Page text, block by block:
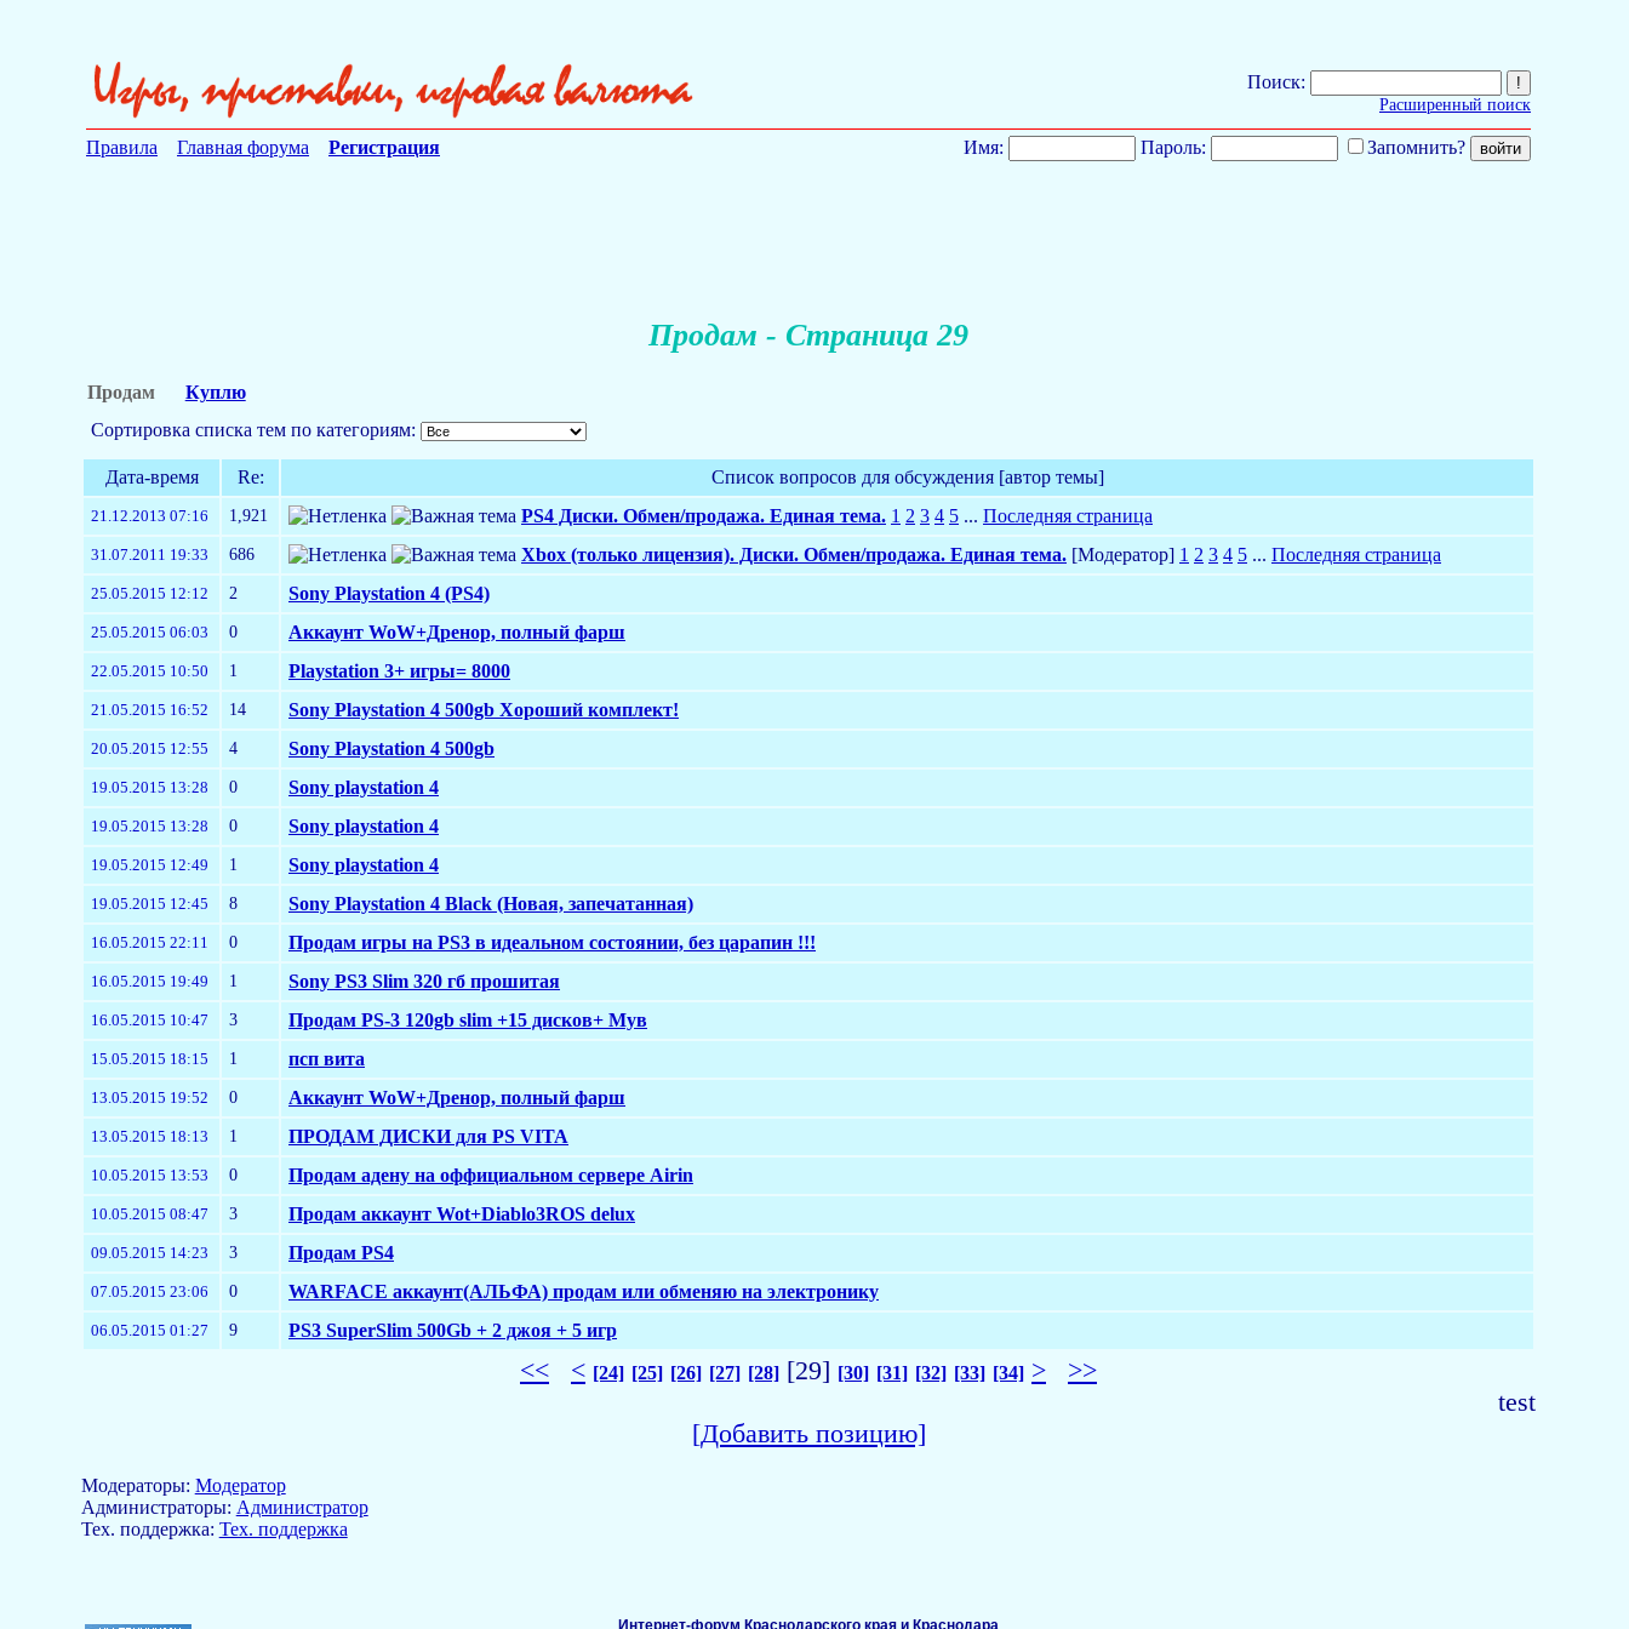
Поиск:
Расширенный поиск
Правила Главная форума Регистрация Имя: Пароль: Запомнить?
Продам - Страница 29
Продам
Куплю
Сортировка списка тем по категориям:
Дата-время Re: Список вопросов для обсуждения [автор темы]
21.12.2013 07:16 1,921 PS4 Диски. Обмен/продажа. Единая тема. 1 2 3 4 5 ... Последняя страница
31.07.2011 19:33 686 Xbox (только лицензия). Диски. Обмен/продажа. Единая тема. [Модератор] 1 2 3 4 5 ... Последняя страница
25.05.2015 12:12 2 Sony Playstation 4 (PS4)
25.05.2015 06:03 0 Аккаунт WoW+Дренор, полный фарш
22.05.2015 10:50 1 Playstation 3+ игры= 8000
21.05.2015 16:52 14 Sony Playstation 4 500gb Хороший комплект!
20.05.2015 12:55 4 Sony Playstation 4 500gb
19.05.2015 13:28 0 Sony playstation 4
19.05.2015 13:28 0 Sony playstation 4
19.05.2015 12:49 1 Sony playstation 4
19.05.2015 12:45 8 Sony Playstation 4 Black (Новая, запечатанная)
16.05.2015 22:11 0 Продам игры на PS3 в идеальном состоянии, без царапин !!!
16.05.2015 19:49 1 Sony PS3 Slim 320 гб прошитая
16.05.2015 10:47 3 Продам PS-3 120gb slim +15 дисков+ Мув
15.05.2015 18:15 1 псп вита
13.05.2015 19:52 0 Аккаунт WoW+Дренор, полный фарш
13.05.2015 18:13 1 ПРОДАМ ДИСКИ для PS VITA
10.05.2015 13:53 0 Продам адену на оффициальном сервере Airin
10.05.2015 08:47 3 Продам аккаунт Wot+Diablo3ROS delux
09.05.2015 14:23 3 Продам PS4
07.05.2015 23:06 0 WARFACE аккаунт(АЛЬФА) продам или обменяю на электронику
06.05.2015 01:27 9 PS3 SuperSlim 500Gb + 2 джоя + 5 игр
<< < [24] [25] [26] [27] [28] [29] [30] [31] [32] [33] [34] >
>>
test
[Добавить позицию]
Модераторы: Модератор
Aдминистраторы: Администратор
Тех. поддержка: Тех. поддержка
Интернет-форум Краснодарского края и Краснодара